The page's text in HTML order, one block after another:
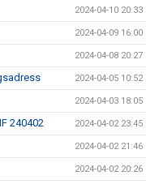
2024-04-10 20:33
2024-04-09 16:00
2024-04-08 20:27
2024-04-05 10:52
2024-04-03 18:05
240402 2024-04-02 23:45
2024-04-02 21:46
2024-04-02 20:26